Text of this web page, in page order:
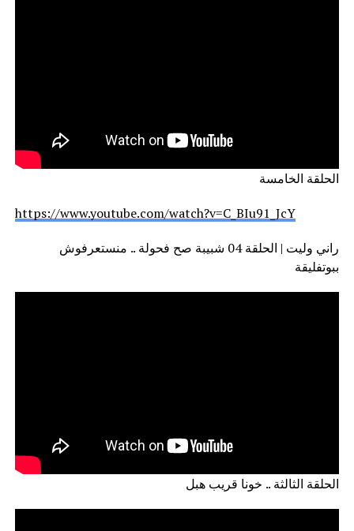
الحلقة الخامسة
https://www.youtube.com/watch?v=C_BIu91_JcY
راني وليت | الحلقة 04 شبيبة صح فحولة .. منستعرفوش
ببوتفليقة
الحلقة الثالثة .. خونا قريب هبل